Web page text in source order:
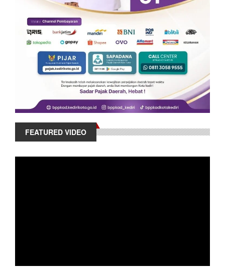
FEATURED VIDEO